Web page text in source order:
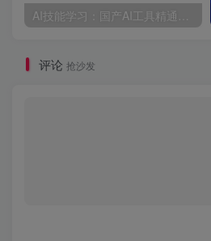
AI技能学习：国产AI工具精通课，玩转DeepSeek，Kimi，mindshow，打造个人知识库
评论 抢沙发